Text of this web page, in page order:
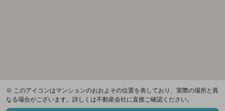
※ このアイコンはマンションのおおよその位置を表しており、実際の場所と異
なる場合がございます。詳しくは不動産会社に直接ご確認ください。